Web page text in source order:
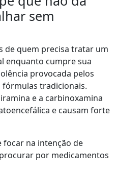
sem
de quem precisa tratar um
enquanto cumpre sua
provocada pelos
tradicionais.
e a carbinoxamina
e causam forte
focar na intenção de
por medicamentos